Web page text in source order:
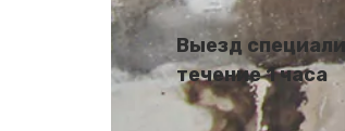
Выезд
течение 1 часа